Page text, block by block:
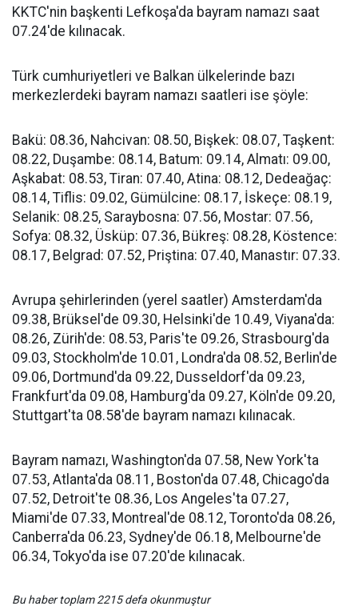
KKTC'nin başkenti Lefkoşa'da bayram namazı saat
07.24'de kılınacak.
Türk cumhuriyetleri ve Balkan ülkelerinde bazı
merkezlerdeki bayram namazı saatleri ise şöyle:
Bakü: 08.36, Nahcivan: 08.50, Bişkek: 08.07, Taşkent:
08.22, Duşambe: 08.14, Batum: 09.14, Almatı: 09.00,
Aşkabat: 08.53, Tiran: 07.40, Atina: 08.12, Dedeağaç:
08.14, Tiflis: 09.02, Gümülcine: 08.17, İskeçe: 08.19,
Selanik: 08.25, Saraybosna: 07.56, Mostar: 07.56,
Sofya: 08.32, Üsküp: 07.36, Bükreş: 08.28, Köstence:
08.17, Belgrad: 07.52, Priştina: 07.40, Manastır: 07.33.
Avrupa şehirlerinden (yerel saatler) Amsterdam'da
09.38, Brüksel'de 09.30, Helsinki'de 10.49, Viyana'da:
08.26, Zürih'de: 08.53, Paris'te 09.26, Strasbourg'da
09.03, Stockholm'de 10.01, Londra'da 08.52, Berlin'de
09.06, Dortmund'da 09.22, Dusseldorf'da 09.23,
Frankfurt'da 09.08, Hamburg'da 09.27, Köln'de 09.20,
Stuttgart'ta 08.58'de bayram namazı kılınacak.
Bayram namazı, Washington'da 07.58, New York'ta
07.53, Atlanta'da 08.11, Boston'da 07.48, Chicago'da
07.52, Detroit'te 08.36, Los Angeles'ta 07.27,
Miami'de 07.33, Montreal'de 08.12, Toronto'da 08.26,
Canberra'da 06.23, Sydney'de 06.18, Melbourne'de
06.34, Tokyo'da ise 07.20'de kılınacak.
Bu haber toplam 2215 defa okunmuştur